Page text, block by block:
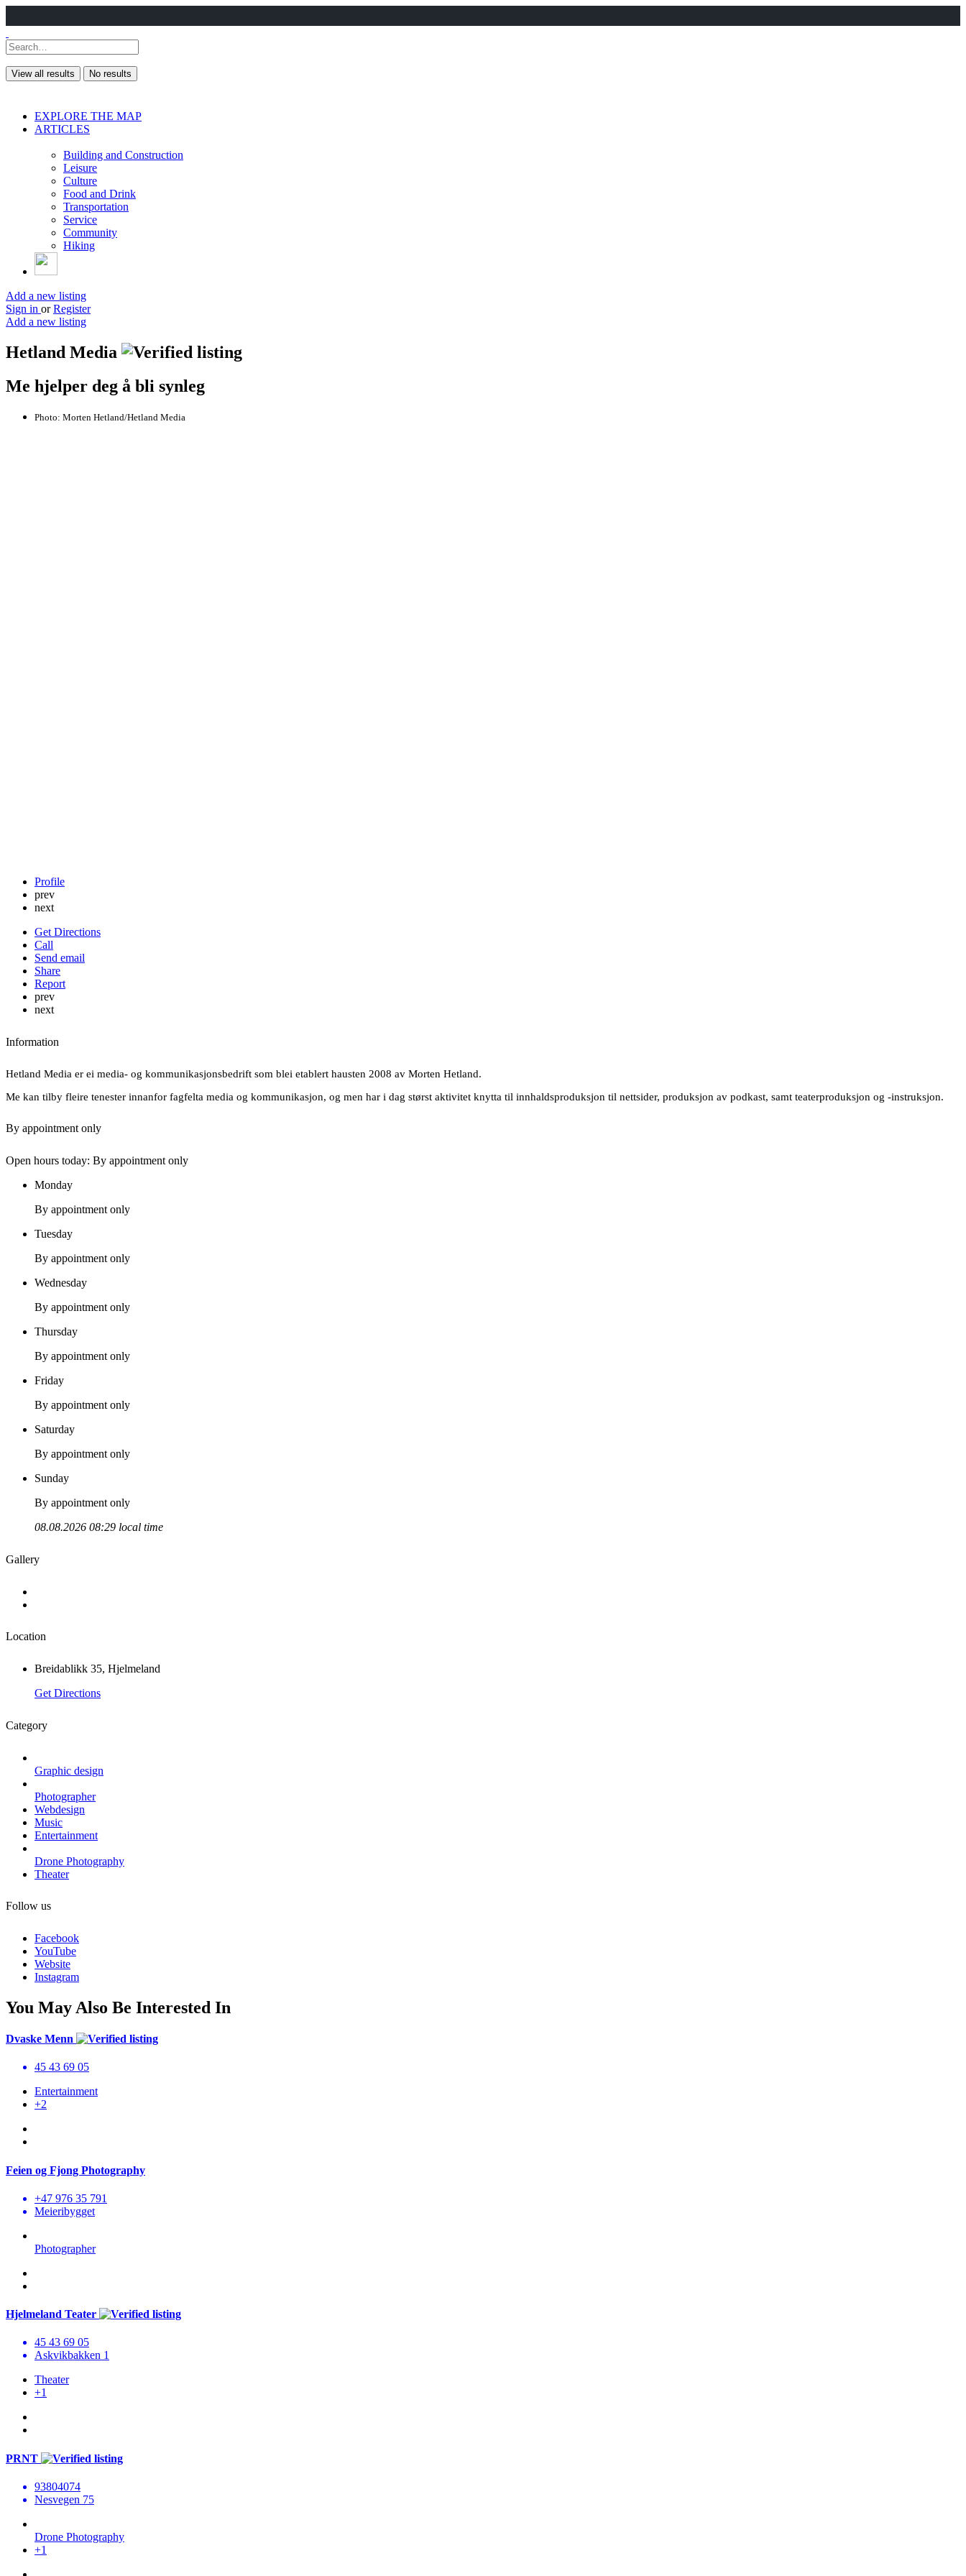
View all results No results
EXPLORE THE MAP
ARTICLES
Building and Construction
Leisure
Culture
Food and Drink
Transportation
Service
Community
Hiking
Add a new listing
Sign in or Register
Add a new listing
Hetland Media
Me hjelper deg å bli synleg
Photo: Morten Hetland/Hetland Media
Profile
prev
next
Get Directions
Call
Send email
Share
Report
prev
next
Information
Hetland Media er ei media- og kommunikasjonsbedrift som blei etablert hausten 2008 av Morten Hetland.
Me kan tilby fleire tenester innanfor fagfelta media og kommunikasjon, og men har i dag størst aktivitet knytta til innhaldsproduksjon til nettsider, produksjon av podkast, samt teaterproduksjon og -instruksjon.
By appointment only
Open hours today: By appointment only
Monday
By appointment only
Tuesday
By appointment only
Wednesday
By appointment only
Thursday
By appointment only
Friday
By appointment only
Saturday
By appointment only
Sunday
By appointment only
08.08.2026 08:29 local time
Gallery
Location
Breidablikk 35, Hjelmeland
Get Directions
Category
Graphic design
Photographer
Webdesign
Music
Entertainment
Drone Photography
Theater
Follow us
Facebook
YouTube
Website
Instagram
You May Also Be Interested In
Dvaske Menn
45 43 69 05
Entertainment
+2
Feien og Fjong Photography
+47 976 35 791
Meieribygget
Photographer
Hjelmeland Teater
45 43 69 05
Askvikbakken 1
Theater
+1
PRNT
93804074
Nesvegen 75
Drone Photography
+1